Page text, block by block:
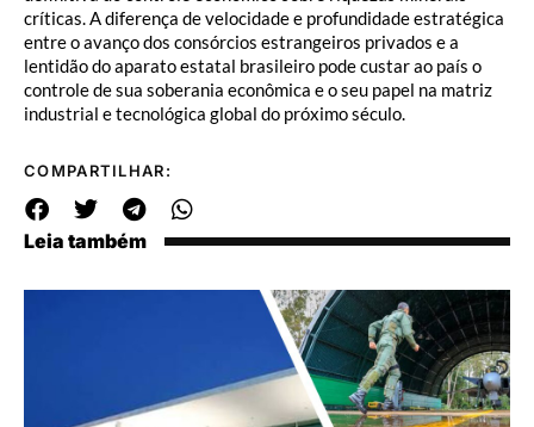
críticas. A diferença de velocidade e profundidade estratégica
entre o avanço dos consórcios estrangeiros privados e a
lentidão do aparato estatal brasileiro pode custar ao país o
controle de sua soberania econômica e o seu papel na matriz
industrial e tecnológica global do próximo século.
COMPARTILHAR:
Leia também